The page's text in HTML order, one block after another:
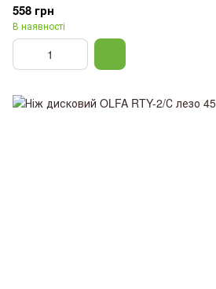
558 грн
В наявності